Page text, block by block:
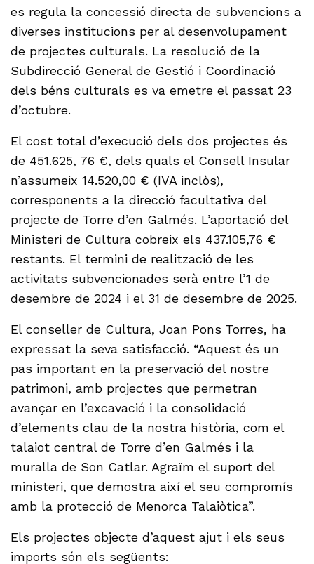
es regula la concessió directa de subvencions a
diverses institucions per al desenvolupament
de projectes culturals. La resolució de la
Subdirecció General de Gestió i Coordinació
dels béns culturals es va emetre el passat 23
d’octubre.
El cost total d’execució dels dos projectes és
de 451.625, 76 €, dels quals el Consell Insular
n’assumeix 14.520,00 € (IVA inclòs),
corresponents a la direcció facultativa del
projecte de Torre d’en Galmés. L’aportació del
Ministeri de Cultura cobreix els 437.105,76 €
restants. El termini de realització de les
activitats subvencionades serà entre l’1 de
desembre de 2024 i el 31 de desembre de 2025.
El conseller de Cultura, Joan Pons Torres, ha
expressat la seva satisfacció. “Aquest és un
pas important en la preservació del nostre
patrimoni, amb projectes que permetran
avançar en l’excavació i la consolidació
d’elements clau de la nostra història, com el
talaiot central de Torre d’en Galmés i la
muralla de Son Catlar. Agraïm el suport del
ministeri, que demostra així el seu compromís
amb la protecció de Menorca Talaiòtica”.
Els projectes objecte d’aquest ajut i els seus
imports són els següents: